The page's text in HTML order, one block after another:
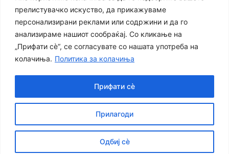
прелистувачко искуство, да прикажуваме
персонализирани реклами или содржини и да го
анализираме нашиот сообраќај. Со кликање на
„Прифати сè“, се согласувате со нашата употреба на
колачиња. Политика за колачиња
Прилагоди
Одбиј сè
Прифати сè
за заштита на печатени медиуми
2026Економија и Бизнис
| Developed by: Unet
Политика за приватност
Политика за колачиња